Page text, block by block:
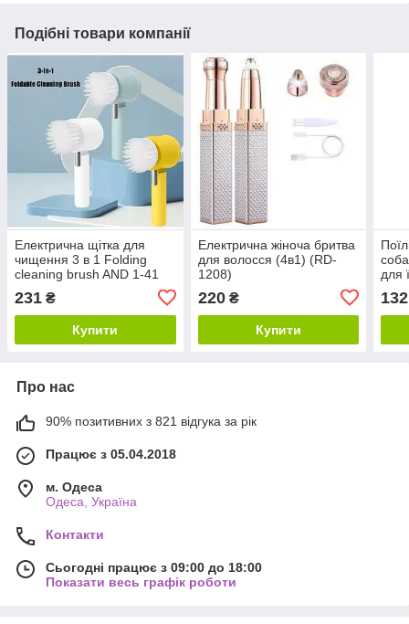
Подібні товари компанії
Електрична щітка для
чищення 3 в 1 Folding
cleaning brush AND 1-41
231 ₴
Купити
Електрична жіноча бритва
для волосся (4в1) (RD-
1208)
220₴
Купити
для
132
Про нас
90% позитивних з 821 відгука за рік
Працює з 05.04.2018
м. Одеса
Одеса, Україна
Контакти
Сьогодні працює з 09:00 до 18:00
Показати весь графік роботи